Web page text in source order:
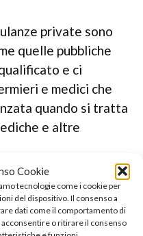
Cookie
tecnologie come i cookie per
del dispositivo. Il consenso a
dati come il comportamento di
acconsentire o ritirare il consenso
private sono
quelle pubbliche
e ci
e medici che
quando si tratta
e altre
con personale
nel momento in cui
di emergenza